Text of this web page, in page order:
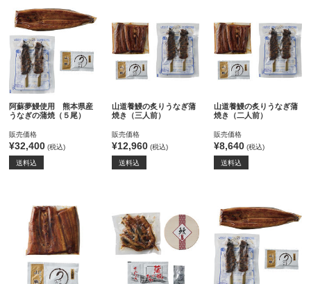
阿蘇夢鰻使用 熊本県産
うなぎの蒲焼（５尾）
販売価格
¥32,400 (税込)
送料込
山道養鰻の炙りうなぎ蒲
焼き（三人前）
販売価格
¥12,960(税込)
送料込
山道養鰻の炙りうなぎ蒲
焼き（二人前）
販売価格
¥8,640 (税込)
送料込